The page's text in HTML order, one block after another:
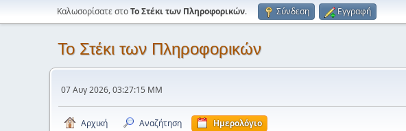
Καλωσορίσατε στοΤο Στέκι των Πληροφορικών. Σύνδεση Εγγραφή
Το Στέκι των Πληροφορικών
07 Αυγ 2026, 03:27:15 ΜΜ
Αρχική Αναζήτηση Ημερολόγιο